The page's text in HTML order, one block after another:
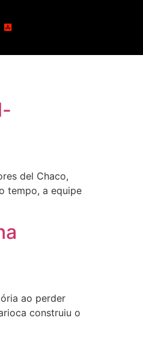
del Chaco,
tempo, a equipe
ao perder
construiu o